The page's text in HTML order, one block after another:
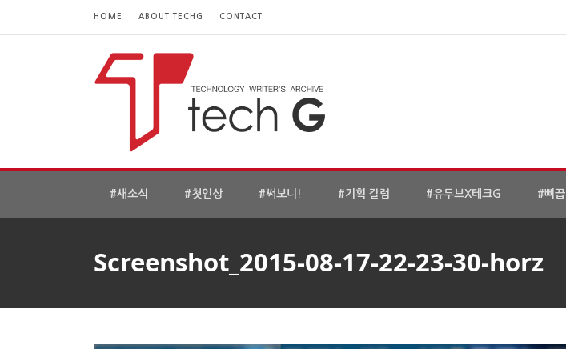
HOME ABOUT TECHG CONTACT
#새소식 #첫인상 #써보니! #기획 칼럼 #유투브X테크G #삐끕
Screenshot_2015-08-17-22-23-30-horz